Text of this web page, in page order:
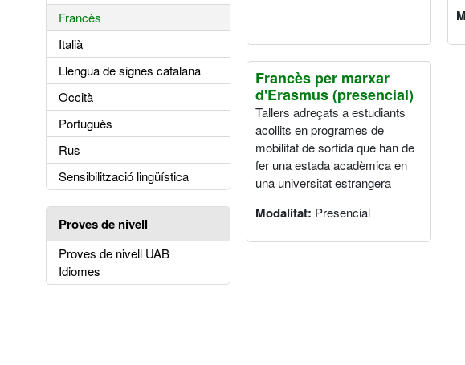
Francès
Italià
Llengua de signes catalana
Occità
Portuguès
Rus
Sensibilització lingüística
Proves de nivell
Proves de nivell UAB
Idiomes
Francès per marxar
d'Erasmus (presencial)
Tallers adreçats a estudiants
acollits en programes de
mobilitat de sortida que han de
fer una estada acadèmica en
una universitat estrangera
Modalitat: Presencial